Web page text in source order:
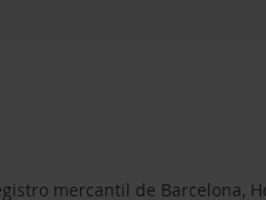
mercantil de Barcelona,